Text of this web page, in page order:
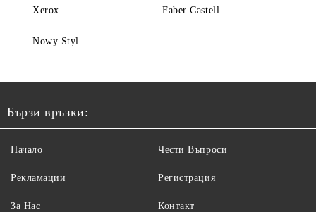
Xerox Faber Castell
Nowy Styl
Бързи връзки:
Начало
Рекламации
За Нас
Чести Въпроси
Регистрация
Контакт